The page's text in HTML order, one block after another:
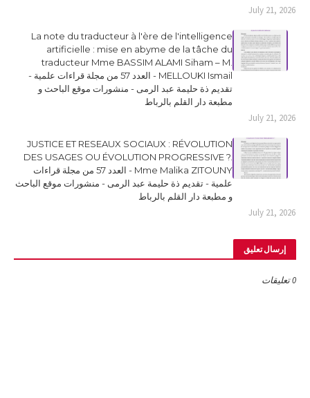
July 21, 2026
La note du traducteur à l'ère de l'intelligence
artificielle : mise en abyme de la tâche du
traducteur Mme BASSIM ALAMI Siham – M.
MELLOUKI Ismail - العدد 57 من مجلة قراءات علمية -
تقديم ذة حليمة عبد الرمى - منشورات موقع الباحث و
مطبعة دار القلم بالرباط
July 21, 2026
JUSTICE ET RESEAUX SOCIAUX : RÉVOLUTION
DES USAGES OU ÉVOLUTION PROGRESSIVE ?.
Mme Malika ZITOUNY - العدد 57 من مجلة قراءات
علمية - تقديم ذة حليمة عبد الرمى - منشورات موقع الباحث
و مطبعة دار القلم بالرباط
July 21, 2026
إرسال تعليق
0 تعليقات